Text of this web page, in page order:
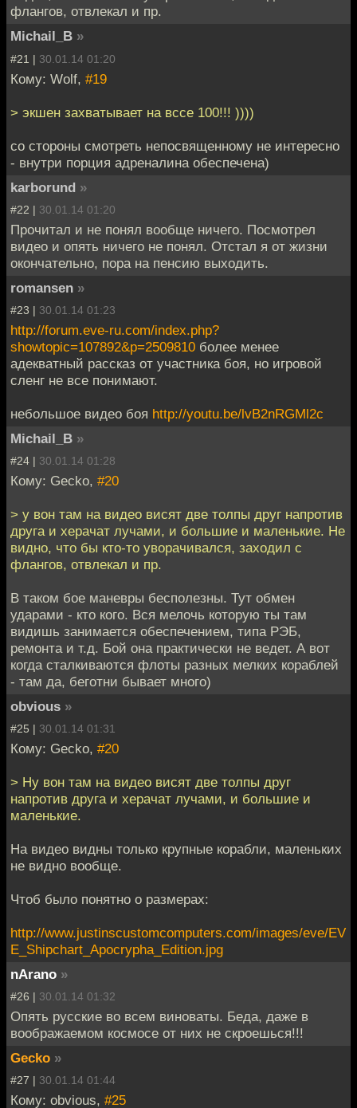
флангов, отвлекал и пр.
Michail_B »
#21 | 30.01.14 01:20
Кому: Wolf, #19
> экшен захватывает на вссе 100!!! ))))
со стороны смотреть непосвященному не интересно
- внутри порция адреналина обеспечена)
karborund »
#22 | 30.01.14 01:20
Прочитал и не понял вообще ничего. Посмотрел
видео и опять ничего не понял. Отстал я от жизни
окончательно, пора на пенсию выходить.
romansen »
#23 | 30.01.14 01:23
http://forum.eve-ru.com/index.php?
showtopic=107892&p=2509810 более менее
адекватный рассказ от участника боя, но игровой
сленг не все понимают.
небольшое видео боя http://youtu.be/lvB2nRGMl2c
Michail_B »
#24 | 30.01.14 01:28
Кому: Gecko, #20
> у вон там на видео висят две толпы друг напротив
друга и херачат лучами, и большие и маленькие. Не
видно, что бы кто-то уворачивался, заходил с
флангов, отвлекал и пр.
В таком бое маневры бесполезны. Тут обмен
ударами - кто кого. Вся мелочь которую ты там
видишь занимается обеспечением, типа РЭБ,
ремонта и т.д. Бой она практически не ведет. А вот
когда сталкиваются флоты разных мелких кораблей
- там да, беготни бывает много)
obvious »
#25 | 30.01.14 01:31
Кому: Gecko, #20
> Ну вон там на видео висят две толпы друг
напротив друга и херачат лучами, и большие и
маленькие.
На видео видны только крупные корабли, маленьких
не видно вообще.
Чтоб было понятно о размерах:
http://www.justinscustomcomputers.com/images/eve/EV
E_Shipchart_Apocrypha_Edition.jpg
nArano »
#26 | 30.01.14 01:32
Опять русские во всем виноваты. Беда, даже в
воображаемом космосе от них не скроешься!!!
Gecko »
#27 | 30.01.14 01:44
Кому: obvious, #25